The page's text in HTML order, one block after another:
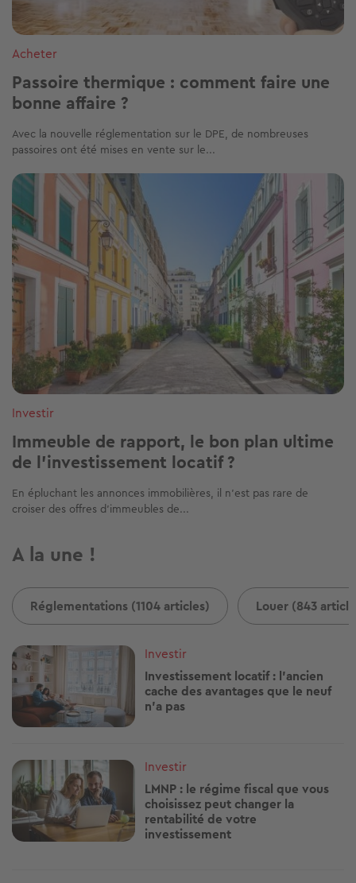
Acheter
Passoire thermique : comment faire une
bonne affaire ?
Avec la nouvelle réglementation sur le DPE, de nombreuses
passoires ont été mises en vente sur le...
Image
Investir
Immeuble de rapport, le bon plan ultime
de l’investissement locatif ?
En épluchant les annonces immobilières, il n’est pas rare de
croiser des offres d’immeubles de...
A la une !
Réglementations (1104 articles) Louer (843
Image
Investir
Investissement locatif : l'ancien
cache des avantages que le neuf
n'a pas
Image
Investir
LMNP : le régime fiscal que vous
choisissez peut changer la
rentabilité de votre
investissement